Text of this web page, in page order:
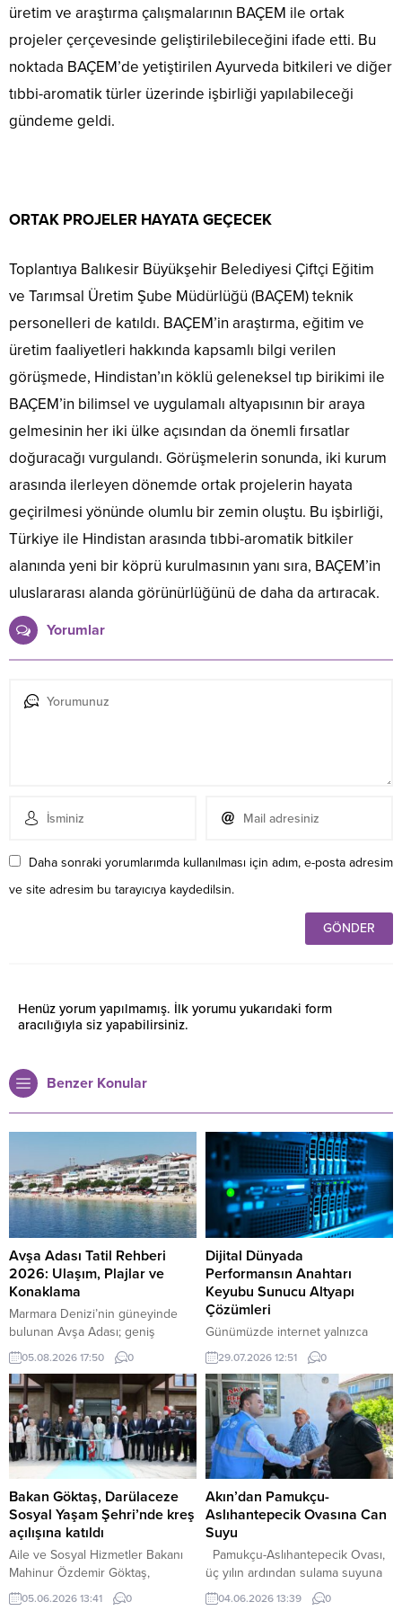
üretim ve araştırma çalışmalarının BAÇEM ile ortak
projeler çerçevesinde geliştirilebileceğini ifade etti. Bu
noktada BAÇEM’de yetiştirilen Ayurveda bitkileri ve diğer
tıbbi-aromatik türler üzerinde işbirliği yapılabileceği
gündeme geldi.
ORTAK PROJELER HAYATA GEÇECEK
Toplantıya Balıkesir Büyükşehir Belediyesi Çiftçi Eğitim
ve Tarımsal Üretim Şube Müdürlüğü (BAÇEM) teknik
personelleri de katıldı. BAÇEM’in araştırma, eğitim ve
üretim faaliyetleri hakkında kapsamlı bilgi verilen
görüşmede, Hindistan’ın köklü geleneksel tıp birikimi ile
BAÇEM’in bilimsel ve uygulamalı altyapısının bir araya
gelmesinin her iki ülke açısından da önemli fırsatlar
doğuracağı vurgulandı. Görüşmelerin sonunda, iki kurum
arasında ilerleyen dönemde ortak projelerin hayata
geçirilmesi yönünde olumlu bir zemin oluştu. Bu işbirliği,
Türkiye ile Hindistan arasında tıbbi-aromatik bitkiler
alanında yeni bir köprü kurulmasının yanı sıra, BAÇEM’in
uluslararası alanda görünürlüğünü de daha da artıracak.
Yorumlar
Daha sonraki yorumlarımda kullanılması için adım, e-posta adresim
ve site adresim bu tarayıcıya kaydedilsin.
Henüz yorum yapılmamış. İlk yorumu yukarıdaki form
aracılığıyla siz yapabilirsiniz.
Benzer Konular
Avşa Adası Tatil Rehberi
2026: Ulaşım, Plajlar ve
Konaklama
Marmara Denizi’nin güneyinde
bulunan Avşa Adası; geniş
kumsalları, farklı bütçelere hitap
eden konaklama seçenekleri,
hareketli gece hayatı ve ulaşımı
kolay koylarıyla Türkiye’nin en
çok ilgi gören yaz tatili
merkezlerinden biridir. Avşa
Adası Tatil Rehberi 2026
Balıkesir’in Marmara ilçesine bağlı
olan adaya yalnızca deniz yoluyla
ulaşılır. İstanbul, Erdek ve
Tekirdağ’dan düzenlenen...
05.08.2026 17:50 0
Dijital Dünyada
Performansın Anahtarı
Keyubu Sunucu Altyapı
Çözümleri
Günümüzde internet yalnızca
bilgiye ulaşmanın bir yolu
olmaktan çıkmış; ticaretin,
iletişimin, eğlencenin ve dijital
hizmetlerin merkezine
dönüşmüştür. Bu gelişimle birlikte
web siteleri ve dijital projeler her
geçen gün daha fazla kullanıcıya
hizmet vermeye başlamıştır. Artan
ziyaretçi trafiği, yüksek hız
beklentisi ve güvenlik
gereksinimleri ise güçlü sunucu
altyapılarını vazgeçilmez hale
getirmiştir....
29.07.2026 12:51 0
Bakan Göktaş, Darülaceze
Sosyal Yaşam Şehri’nde kreş
açılışına katıldı
Aile ve Sosyal Hizmetler Bakanı
Mahinur Özdemir Göktaş,
Darülaceze Sosyal Yaşam
05.06.2026 13:41 0
Akın’dan Pamukçu-
Aslıhantepecik Ovasına Can
Suyu
Pamukçu-Aslıhantepecik Ovası,
üç yılın ardından sulama suyuna
kavuştu Balıkesir Büyükşehir
04.06.2026 13:39 0